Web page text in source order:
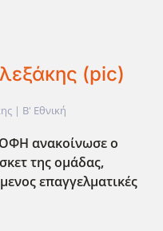
(pic)
| Β' Εθνική
ανακοίνωσε ο
της ομάδας,
επαγγελματικές